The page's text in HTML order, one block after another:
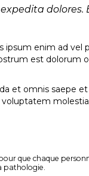
dolores.
enim ad vel
est dolorum
et omnis saepe
que chaque
pathologie.